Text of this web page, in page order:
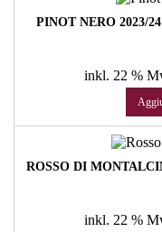
PINOT NERO 2023/
inkl. 22 %
ROSSO DI
inkl. 22 %